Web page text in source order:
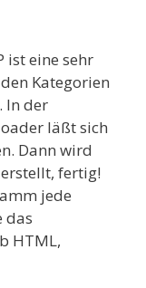
ist eine sehr
Kategorien
In der
läßt sich
Dann wird
fertig!
jede
das
HTML,